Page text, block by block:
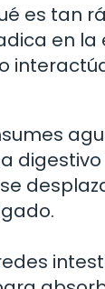
es tan
en la
digestivo